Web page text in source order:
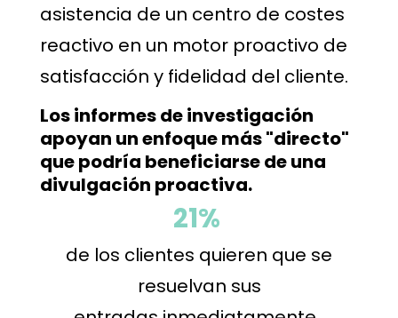
asistencia de un centro de costes
reactivo en un motor proactivo de
satisfacción y fidelidad del cliente.
Los informes de investigación
apoyan un enfoque más "directo"
que podría beneficiarse de una
divulgación proactiva.
21%
de los clientes quieren que se
resuelvan sus